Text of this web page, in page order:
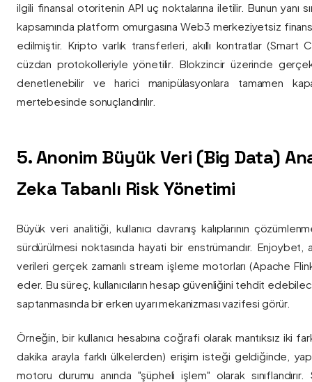
ilgili finansal otoritenin API uç noktalarına iletilir. Bunun yanı
kapsamında platform omurgasına Web3 merkeziyetsiz
edilmiştir. Kripto varlık transferleri, akıllı kontratlar (Smart
cüzdan protokolleriyle yönetilir. Blokzincir üzerinde
denetlenebilir ve harici manipülasyonlara tamamen
mertebesinde sonuçlandırılır.
5. Anonim Büyük Veri (Big Data)
Zeka Tabanlı Risk Yönetimi
Büyük veri analitiği, kullanıcı davranış kalıplarının
sürdürülmesi noktasında hayati bir enstrümandır. Enjoybet,
verileri gerçek zamanlı stream işleme motorları (Apache Flink
eder. Bu süreç, kullanıcıların hesap güvenliğini tehdit
saptanmasında bir erken uyarı mekanizması vazifesi görür.
Örneğin, bir kullanıcı hesabına coğrafi olarak mantıksız iki
dakika arayla farklı ülkelerden) erişim isteği geldiğinde,
motoru durumu anında "şüpheli işlem" olarak sınıflandırır.